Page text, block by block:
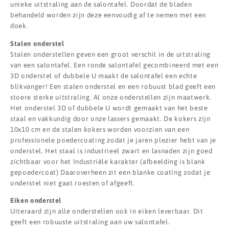
unieke uitstraling aan de salontafel. Doordat de bladen
behandeld worden zijn deze eenvoudig af te nemen met een
doek.
Stalen onderstel
Stalen onderstellen geven een groot verschil in de uitstraling
van een salontafel. Een ronde salontafel gecombineerd met een
3D onderstel of dubbele U maakt de salontafel een echte
blikvanger! Een stalen onderstel en een robuust blad geeft een
stoere sterke uitstraling. Al onze onderstellen zijn maatwerk.
Het onderstel 3D of dubbele U wordt gemaakt van het beste
staal en vakkundig door onze lassers gemaakt. De kokers zijn
10x10 cm en de stalen kokers worden voorzien van een
professionele poedercoating zodat je jaren plezier hebt van je
onderstel. Het staal is industrieel zwart en lasnaden zijn goed
zichtbaar voor het Industriële karakter (afbeelding is blank
gepoedercoat) Daaroverheen zit een blanke coating zodat je
onderstel niet gaat roesten of afgeeft.
Eiken onderstel
Uiteraard zijn alle onderstellen ook in eiken leverbaar. Dit
geeft een robuuste uitstraling aan uw salontafel.